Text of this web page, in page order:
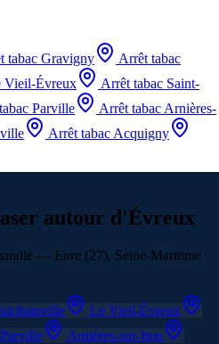
tabac Gravigny
Arrêt tabac
Vieil-Évreux Arrêt tabac Saint-
Parville Arrêt tabac Arnières-
Arrêt tabac Acquigny
autour d'Évreux
— Eure (27), Seine-Maritime
Le Vieil-Évreux
Parville
Arnières-sur-Iton